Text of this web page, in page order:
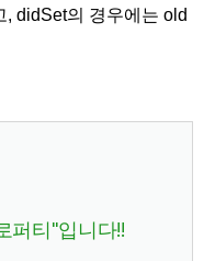
didSet의 경우에는 old
퍼티 "입니다!!